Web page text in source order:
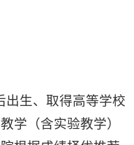
出生、取得高等学校
学（含实验教学）